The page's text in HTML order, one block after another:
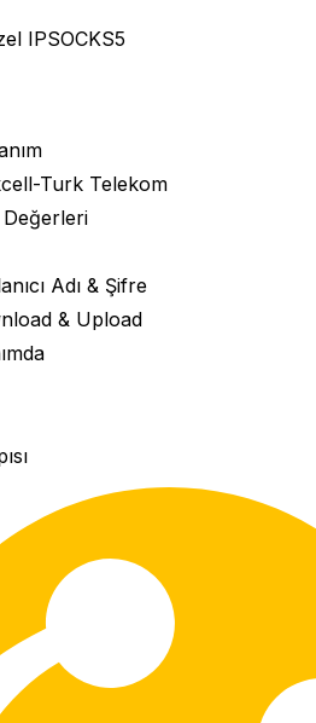
IPSOCKS5
Turk Telekom
Adı & Şifre
& Upload